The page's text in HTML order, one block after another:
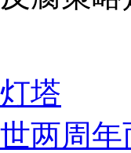
塔
两周年